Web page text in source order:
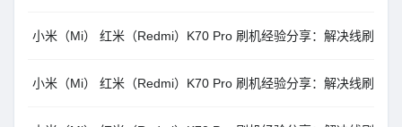
小米（Mi） 红米（Redmi）K70 Pro 刷机经验分享：解决线刷报
小米（Mi） 红米（Redmi）K70 Pro 刷机经验分享：解决线刷报